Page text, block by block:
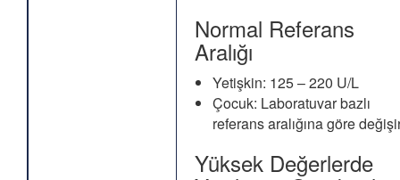
Normal Referans
Aralığı
Yetişkin: 125 – 220 U/L
Çocuk: Laboratuvar bazlı
referans aralığına göre
Yüksek Değerlerde